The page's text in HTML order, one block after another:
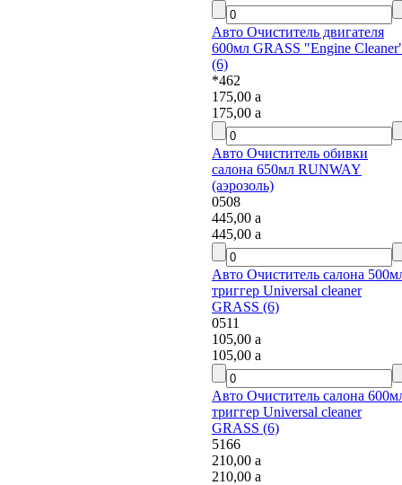
Авто Очиститель двигателя
600мл GRASS "Engine Cleaner"
(6)
*462
175,00a
175,00a
Авто Очиститель обивки
салона 650мл RUNWAY
(аэрозоль)
0508
445,00a
445,00a
Авто Очиститель салона 500мл
триггер Universal cleaner
GRASS (6)
0511
105,00a
105,00a
Авто Очиститель салона 600мл
триггер Universal cleaner
GRASS (6)
5166
210,00a
210,00a